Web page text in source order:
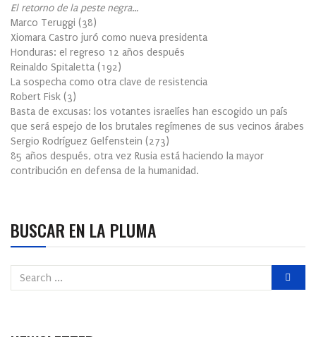
El retorno de la peste negra…
Marco Teruggi (38)
Xiomara Castro juró como nueva presidenta
Honduras: el regreso 12 años después
Reinaldo Spitaletta (192)
La sospecha como otra clave de resistencia
Robert Fisk (3)
Basta de excusas: los votantes israelíes han escogido un país
que será espejo de los brutales regímenes de sus vecinos árabes
Sergio Rodríguez Gelfenstein (273)
85 años después, otra vez Rusia está haciendo la mayor
contribución en defensa de la humanidad.
BUSCAR EN LA PLUMA